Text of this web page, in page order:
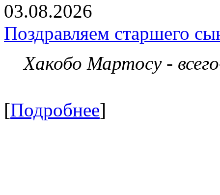
03.08.2026
Поздравляем старшего
Хакобо Мартосу -
[Подробнее]